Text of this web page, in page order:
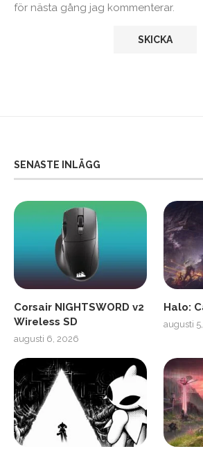
för nästa gång jag kommenterar.
SENASTE INLÄGG
Corsair NIGHTSWORD v2
Wireless SD
augusti 6, 2026
Halo:
augusti